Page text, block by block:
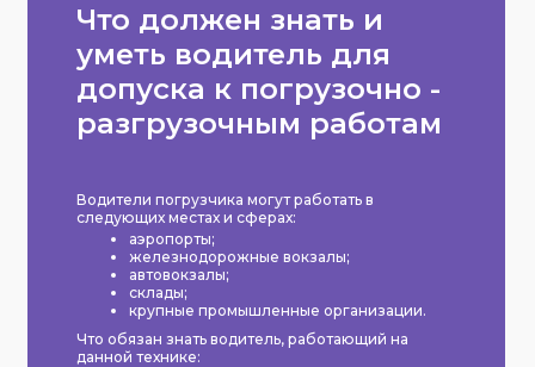
Что должен знать и
уметь водитель для
допуска к погрузочно -
разгрузочным работам
Водители погрузчика могут работать в
следующих местах и сферах:
аэропорты;
железнодорожные вокзалы;
автовокзалы;
склады;
крупные промышленные организации.
Что обязан знать водитель, работающий на
данной технике: